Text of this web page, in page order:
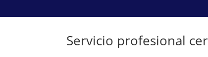
Servicio profesional